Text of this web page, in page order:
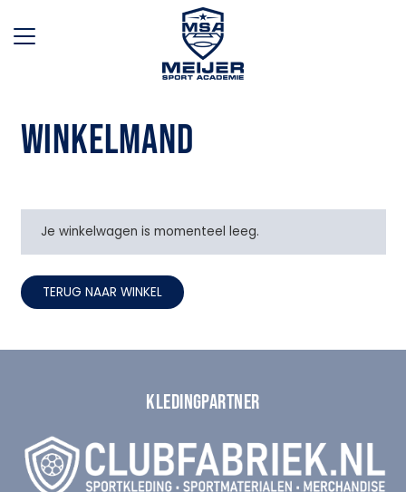
WINKELMAND
Je winkelwagen is momenteel leeg.
TERUG NAAR WINKEL
KLEDINGPARTNER